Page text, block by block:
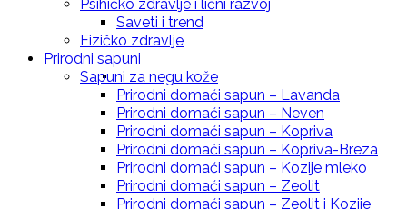
Prirodna krema za svaki dan sa eteričnim
uljem – Bergamota
Psihičko zdravlje i lični razvoj
Saveti i trend
Fizičko zdravlje
Prirodni sapuni
Sapuni za negu kože
Prirodni domaći sapun – Lavanda
Prirodni domaći sapun – Neven
Prirodni domaći sapun – Kopriva
Prirodni domaći sapun – Kopriva-Breza
Prirodni domaći sapun – Kozije mleko
Prirodni domaći sapun – Zeolit
Prirodni domaći sapun – Zeolit i Kozije